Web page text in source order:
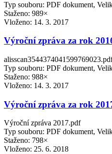
Typ souboru: PDF dokument,
Staženo: 989×
Vloženo: 14. 3. 2017
Výroční zpráva za rok
Typ souboru: PDF dokument,
Staženo: 988×
Vloženo: 14. 3. 2017
Výroční zpráva za rok
Výroční zpráva 2017.pdf
Typ souboru: PDF dokument,
Staženo: 798×
Vloženo: 25. 6. 2018